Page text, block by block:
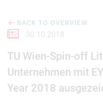
BACK TO OVERVIEW
30.10.2018
TU Wien-Spin-off
Unternehmen mit
Year 2018